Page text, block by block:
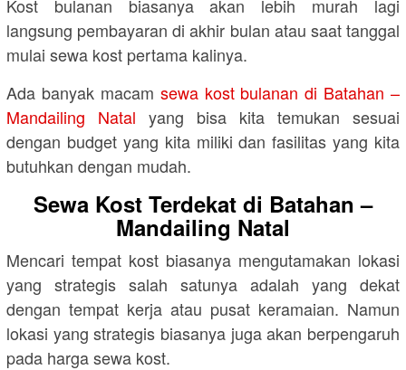
Kost bulanan biasanya akan lebih murah lagi
langsung pembayaran di akhir bulan atau saat tanggal
mulai sewa kost pertama kalinya.
Ada banyak macam sewa kost bulanan di Batahan –
Mandailing Natal yang bisa kita temukan sesuai
dengan budget yang kita miliki dan fasilitas yang kita
butuhkan dengan mudah.
Sewa Kost Terdekat di Batahan –
Mandailing Natal
Mencari tempat kost biasanya mengutamakan lokasi
yang strategis salah satunya adalah yang dekat
dengan tempat kerja atau pusat keramaian. Namun
lokasi yang strategis biasanya juga akan berpengaruh
pada harga sewa kost.